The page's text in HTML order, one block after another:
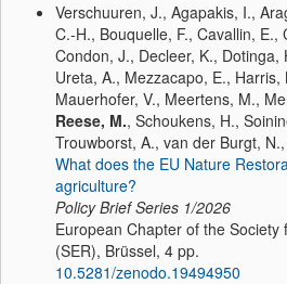
Verschuuren, J., Agapakis, I.,
C.-H., Bouquelle, F., Cavallin, E.,
Condon, J., Decleer, K., Dotinga,
Ureta, A., Mezzacapo, E.,
Mauerhofer, V., Meertens, M.,
Reese, M., Schoukens, H.,
Trouwborst, A., van der Burgt,
What does the EU Nature
agriculture?
Policy Brief Series 1/2026
European Chapter of the Society
(SER), Brüssel, 4 pp.
10.5281/zenodo.19494950